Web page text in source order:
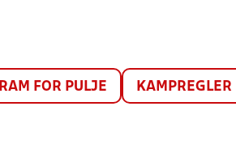
FOR PULJE KAMPREGLER